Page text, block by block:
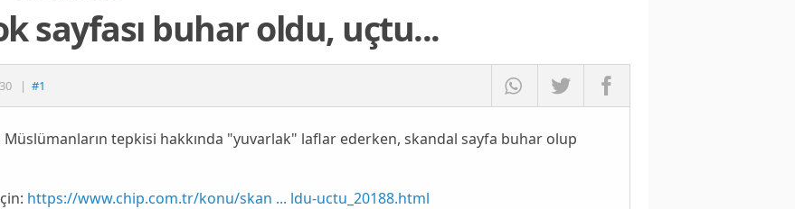
sayfası buhar oldu, uçtu...
| #1
Müslümanların tepkisi hakkında "yuvarlak" laflar ederken, skandal sayfa buhar olup
https://www.chip.com.tr/konu/skan ... ldu-uctu_20188.html